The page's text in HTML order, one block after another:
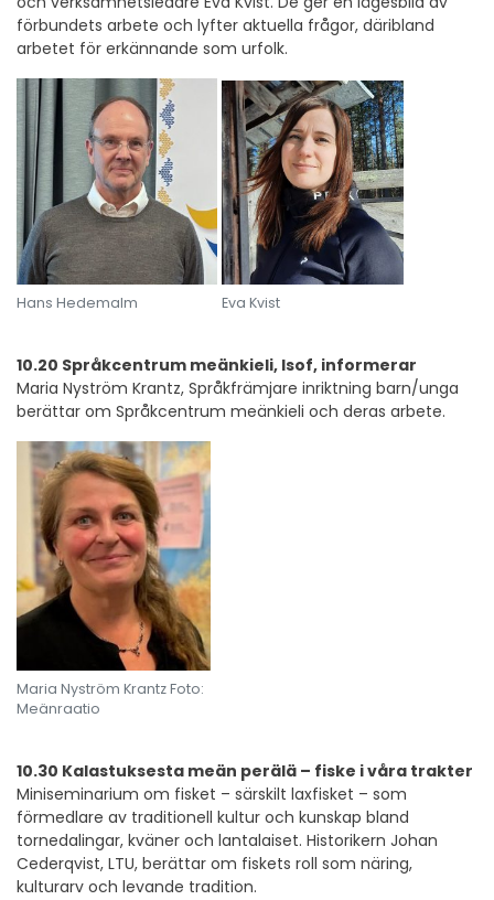
förbundets arbete och lyfter aktuella frågor, däribland
arbetet för erkännande som urfolk.
Hans Hedemalm Eva Kvist
10.20 Språkcentrum meänkieli, Isof, informerar
Maria Nyström Krantz, Språkfrämjare inriktning barn/unga
berättar om Språkcentrum meänkieli och deras arbete.
Maria Nyström Krantz Foto:
Meänraatio
10.30 Kalastuksesta meän perälä – fiske i våra trakter
Miniseminarium om fisket – särskilt laxfisket – som
förmedlare av traditionell kultur och kunskap bland
tornedalingar, kväner och lantalaiset. Historikern Johan
Cederqvist, LTU, berättar om fiskets roll som näring,
kulturarv och levande tradition.